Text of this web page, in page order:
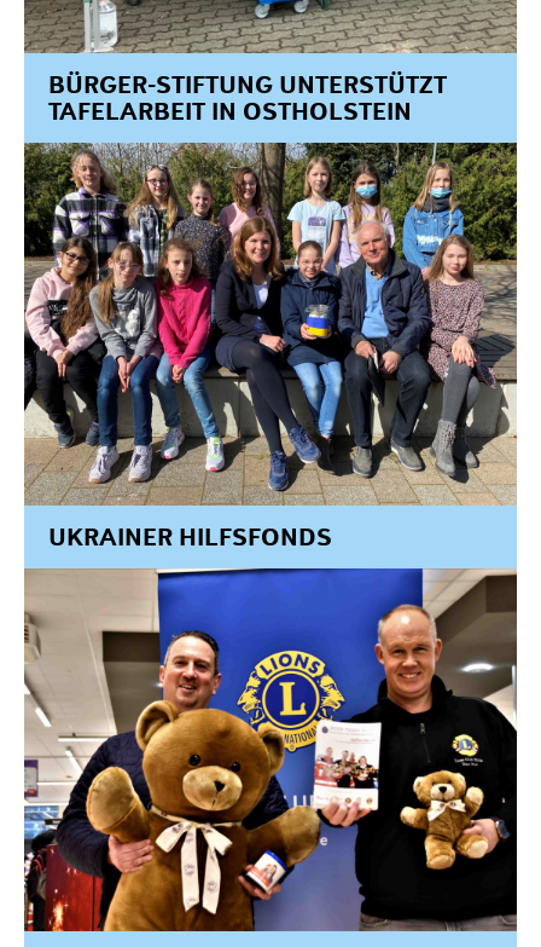
Förderantrag stellen
Satzung & Grundsätze
Jahresberichte
Kontakt
BÜRGER-STIFTUNG UNTERSTÜTZT
TAFELARBEIT IN OSTHOLSTEIN
UKRAINER HILFSFONDS